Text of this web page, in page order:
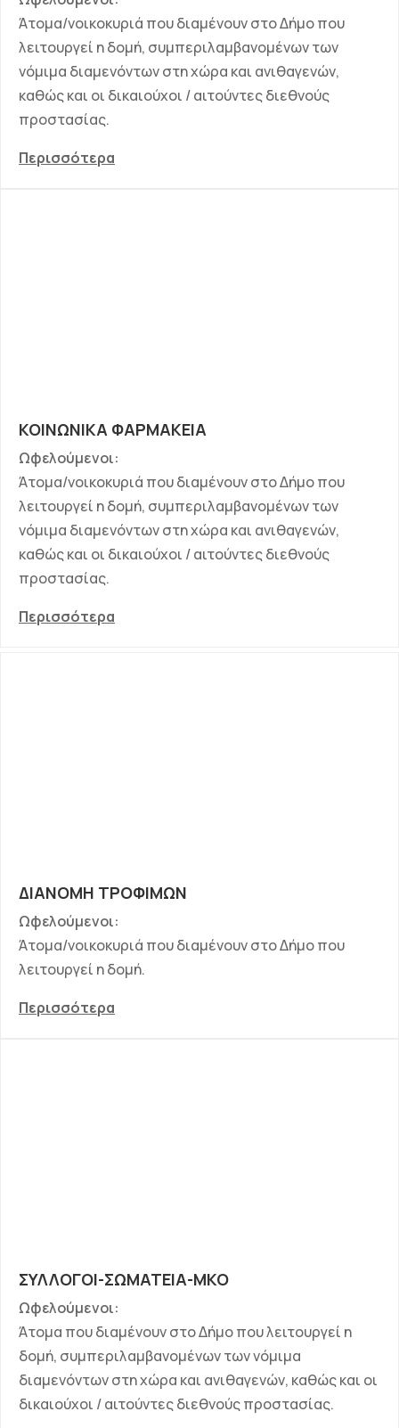
Άτομα/νοικοκυριά που διαμένουν στο Δήμο που
λειτουργεί η δομή, συμπεριλαμβανομένων των
νόμιμα διαμενόντων στη χώρα και ανιθαγενών,
καθώς και οι δικαιούχοι / αιτούντες διεθνούς
προστασίας.
Περισσότερα
ΚΟΙΝΩΝΙΚΑ ΦΑΡΜΑΚΕΙΑ
Ωφελούμενοι:
Άτομα/νοικοκυριά που διαμένουν στο Δήμο που
λειτουργεί η δομή, συμπεριλαμβανομένων των
νόμιμα διαμενόντων στη χώρα και ανιθαγενών,
καθώς και οι δικαιούχοι / αιτούντες διεθνούς
προστασίας.
Περισσότερα
ΔΙΑΝΟΜΗ ΤΡΟΦΙΜΩΝ
Ωφελούμενοι:
Άτομα/νοικοκυριά που διαμένουν στο Δήμο που
λειτουργεί η δομή.
Περισσότερα
ΣΥΛΛΟΓΟΙ-ΣΩΜΑΤΕΙΑ-ΜΚΟ
Ωφελούμενοι:
Άτομα που διαμένουν στο Δήμο που λειτουργεί η
δομή, συμπεριλαμβανομένων των νόμιμα
διαμενόντων στη χώρα και ανιθαγενών, καθώς και οι
δικαιούχοι / αιτούντες διεθνούς προστασίας.